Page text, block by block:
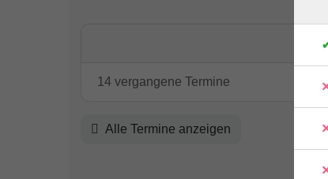
14 vergangene Termine
Alle Termine anzeigen